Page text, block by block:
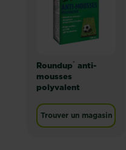
Roundup® anti-
mousses
polyvalent
Trouver un magasin